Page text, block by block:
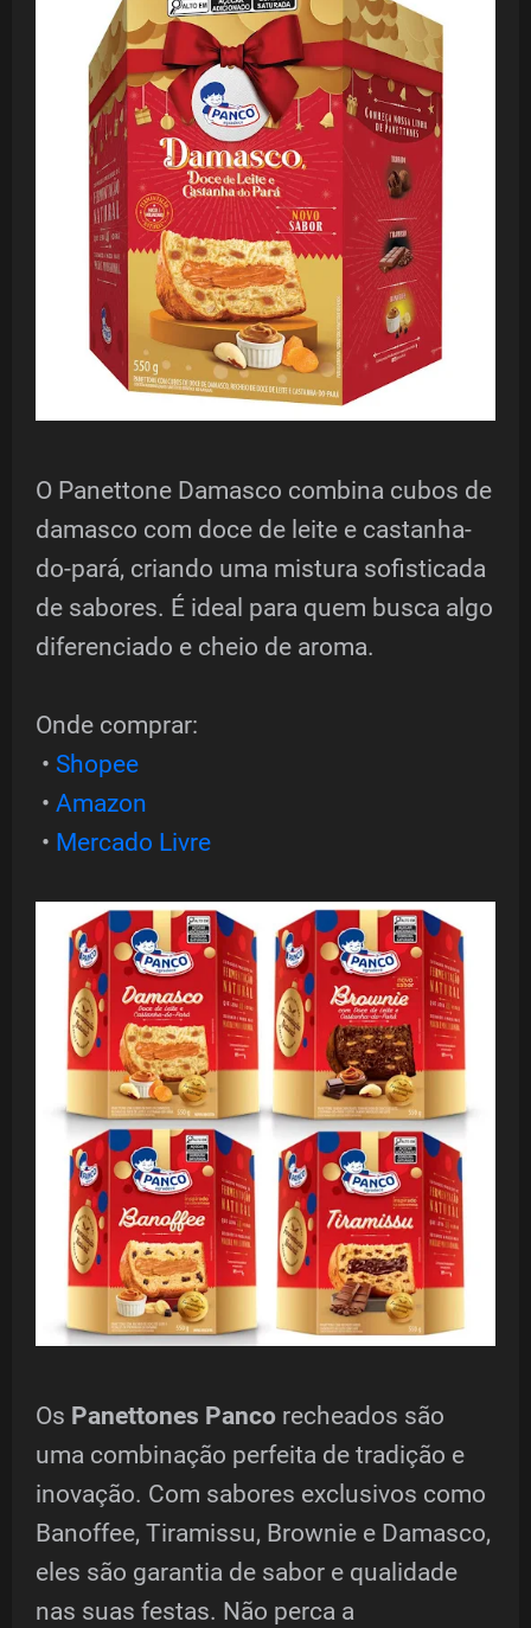
O Panettone Damasco combina cubos de
damasco com doce de leite e castanha-
do-pará, criando uma mistura sofisticada
de sabores. É ideal para quem busca algo
diferenciado e cheio de aroma.
Onde comprar:
• Shopee
• Amazon
• Mercado Livre
Os Panettones Panco recheados são
uma combinação perfeita de tradição e
inovação. Com sabores exclusivos como
Banoffee, Tiramissu, Brownie e Damasco,
eles são garantia de sabor e qualidade
nas suas festas. Não perca a